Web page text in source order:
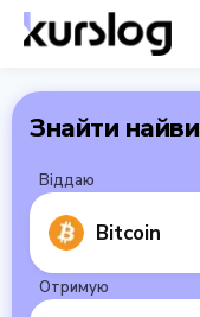
Знайти
Віддаю
Bitcoin
Отримую